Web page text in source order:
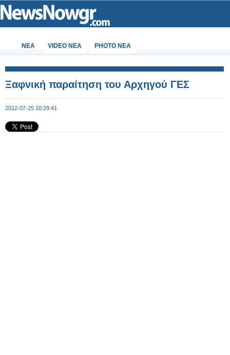
ΝΕΑ VIDEO NEA PHOTO NEA
Ξαφνική παραίτηση του Αρχηγού ΓΕΣ
2012-07-25 10:29:41